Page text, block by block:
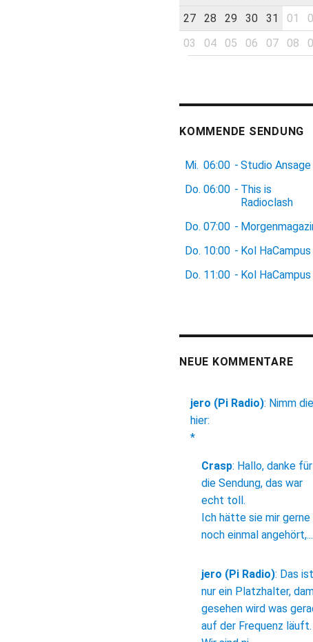
27
28 29 30 31 01
03
04 05 06 07 08
KOMMENDE SENDUNG
Mi. 06:00 - Studio Ansage
Do. 06:00 - This is
Radioclash
Do. 07:00 -
Do. 10:00 - Kol HaCampus
Do. 11:00 - Kol HaCampus
NEUE KOMMENTARE
jero (Pi Radio): Nimm die
hier:
*
Crasp: Hallo, danke für
die Sendung, das war
echt toll.
Ich hätte sie mir gerne
noch einmal angehört,...
jero (Pi Radio): Das ist
nur ein Platzhalter,
gesehen wird was
auf der Frequenz läuft.